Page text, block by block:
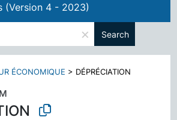
(Version 4 - 2023)
× Search
ÉCONOMIQUE > DÉPRÉCIATION